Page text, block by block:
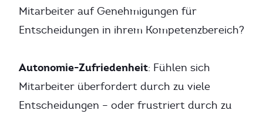
Mitarbeiter auf Genehmigungen für
Entscheidungen in ihrem Kompetenzbereich?
Autonomie-Zufriedenheit: Fühlen sich
Mitarbeiter überfordert durch zu viele
Entscheidungen – oder frustriert durch zu